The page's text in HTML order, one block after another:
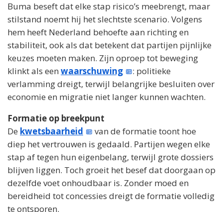
Buma beseft dat elke stap risico’s meebrengt, maar
stilstand noemt hij het slechtste scenario. Volgens
hem heeft Nederland behoefte aan richting en
stabiliteit, ook als dat betekent dat partijen pijnlijke
keuzes moeten maken. Zijn oproep tot beweging
klinkt als een waarschuwing
: politieke
verlamming dreigt, terwijl belangrijke besluiten over
economie en migratie niet langer kunnen wachten.
Formatie op breekpunt
De kwetsbaarheid
van de formatie toont hoe
diep het vertrouwen is gedaald. Partijen wegen elke
stap af tegen hun eigenbelang, terwijl grote dossiers
blijven liggen. Toch groeit het besef dat doorgaan op
dezelfde voet onhoudbaar is. Zonder moed en
bereidheid tot concessies dreigt de formatie volledig
te ontsporen.